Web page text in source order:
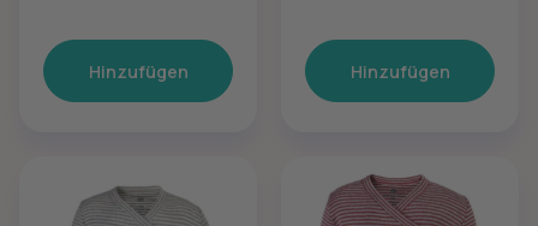
Hinzufügen Hinzufügen